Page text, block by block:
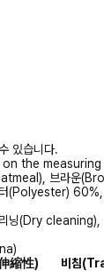
있습니다.
the
브라운
터(Polyester)
닝(Dry
縮性) 비침